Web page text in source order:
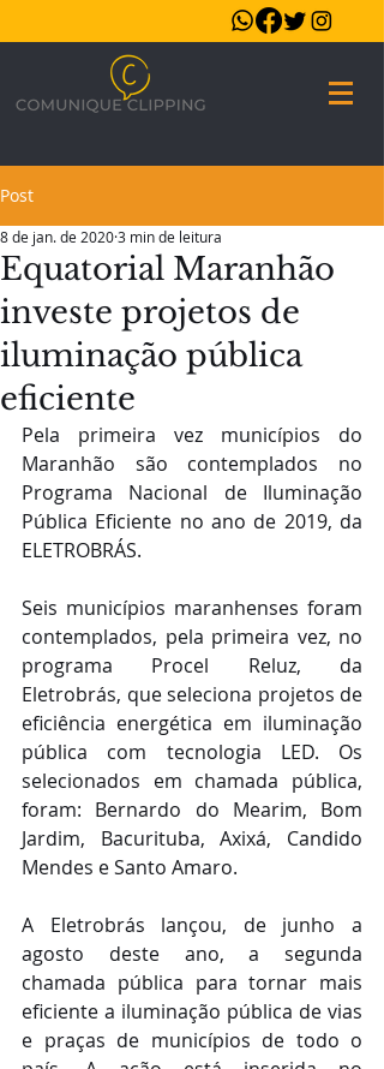
Post
Equatorial Maranhão
investe projetos de
iluminação pública
eficiente
8 de jan. de 20203 min de leitura
Pela primeira vez municípios do
Maranhão são contemplados no
Programa Nacional de Iluminação
Pública Eficiente no ano de 2019, da
ELETROBRÁS.
Seis municípios maranhenses foram
contemplados, pela primeira vez, no
programa Procel Reluz, da
Eletrobrás, que seleciona projetos de
eficiência energética em iluminação
pública com tecnologia LED. Os
selecionados em chamada pública,
foram: Bernardo do Mearim, Bom
Jardim, Bacurituba, Axixá, Candido
Mendes e Santo Amaro.
A Eletrobrás lançou, de junho a
agosto deste ano, a segunda
chamada pública para tornar mais
eficiente a iluminação pública de vias
e praças de municípios de todo o